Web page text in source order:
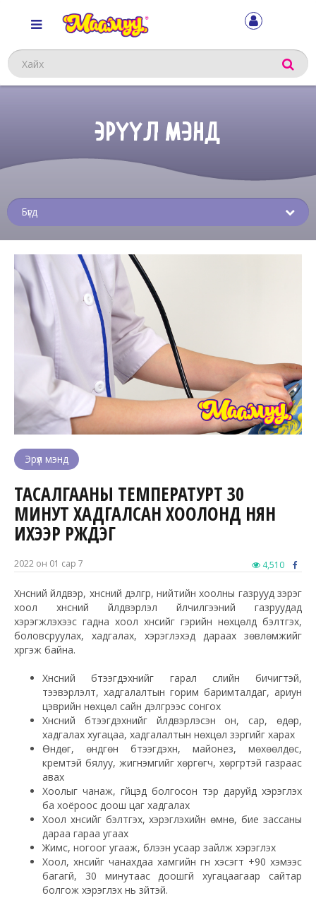
Хайх
ЭРҮҮЛ МЭНД
Эрүүл мэнд
ТАСАЛГААНЫ ТЕМПЕРАТУРТ 30
МИНУТ ХАДГАЛСАН ХООЛОНД НЯН
ИХЭЭР ҮРЖДЭГ
2022 он 01 сар 7 4,510
Хүнсний үйлдвэр, хүнсний дэлгүүр, нийтийн хоолны газрууд зэрэг
хоол хүнсний үйлдвэрлэл үйлчилгээний газруудад
хэрэгжүүлэхээс гадна хоол хүнсийг гэрийн нөхцөлд бэлтгэх,
боловсруулах, хадгалах, хэрэглэхэд дараах зөвлөмжийг
хүргэж байна.
Хүнсний бүтээгдэхүүнийг гарал үүслийн бичигтэй,
тээвэрлэлт, хадгалалтын горим баримталдаг, ариун
цэврийн нөхцөл сайн дэлгүүрээс сонгох
Хүнсний бүтээгдэхүүнийг үйлдвэрлэсэн он, сар, өдөр,
хадгалах хугацаа, хадгалалтын нөхцөл зэргийг харах
Өндөг, өндгөн бүтээгдэхүүн, майонез, мөхөөлдөс,
кремтэй бялуу, жигнэмгийг хөргөгч, хөргүүртэй газраас
авах
Хоолыг чанаж, гүйцэд болгосон тэр даруйд хэрэглэх
ба хоёроос доош цаг хадгалах
Хоол хүнсийг бэлтгэх, хэрэглэхийн өмнө, бие зассаны
дараа гараа угаах
Жимс, ногоог угааж, бүлээн усаар зайлж хэрэглэх
Хоол, хүнсийг чанахдаа хамгийн гүн хэсэгт +90 хэмээс
багагүй, 30 минутаас доошгүй хугацаагаар сайтар
болгож хэрэглэх нь зүйтэй.